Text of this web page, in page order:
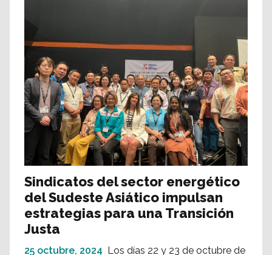
Sindicatos del sector energético
del Sudeste Asiático impulsan
estrategias para una Transición
Justa
25 octubre, 2024 Los días 22 y 23 de octubre de